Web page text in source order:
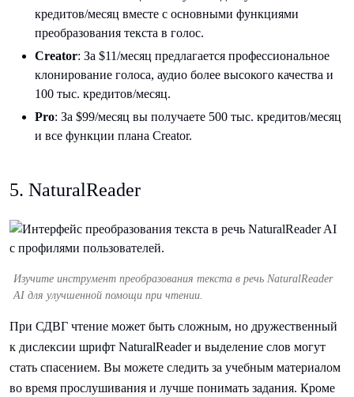
кредитов/месяц вместе с основными функциями
преобразования текста в голос.
Creator: За $11/месяц предлагается профессиональное
клонирование голоса, аудио более высокого качества и
100 тыс. кредитов/месяц.
Pro: За $99/месяц вы получаете 500 тыс. кредитов/месяц
и все функции плана Creator.
5. NaturalReader
Изучите инструмент преобразования текста в речь NaturalReader
AI для улучшенной помощи при чтении.
При СДВГ чтение может быть сложным, но дружественный
к дислексии шрифт NaturalReader и выделение слов могут
стать спасением. Вы можете следить за учебным материалом
во время прослушивания и лучше понимать задания. Кроме